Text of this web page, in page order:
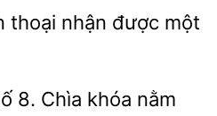
thoại nhận
một
8. Chìa
nằm